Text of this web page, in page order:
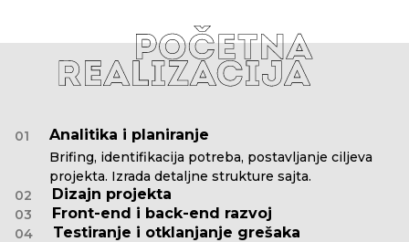
01 Analitika i planiranje
Brifing, identifikacija potreba, postavljanje ciljeva
projekta. Izrada detaljne strukture sajta.
02
Dizajn projekta
03 Front-end i back-end razvoj
04 Testiranje i otklanjanje grešaka